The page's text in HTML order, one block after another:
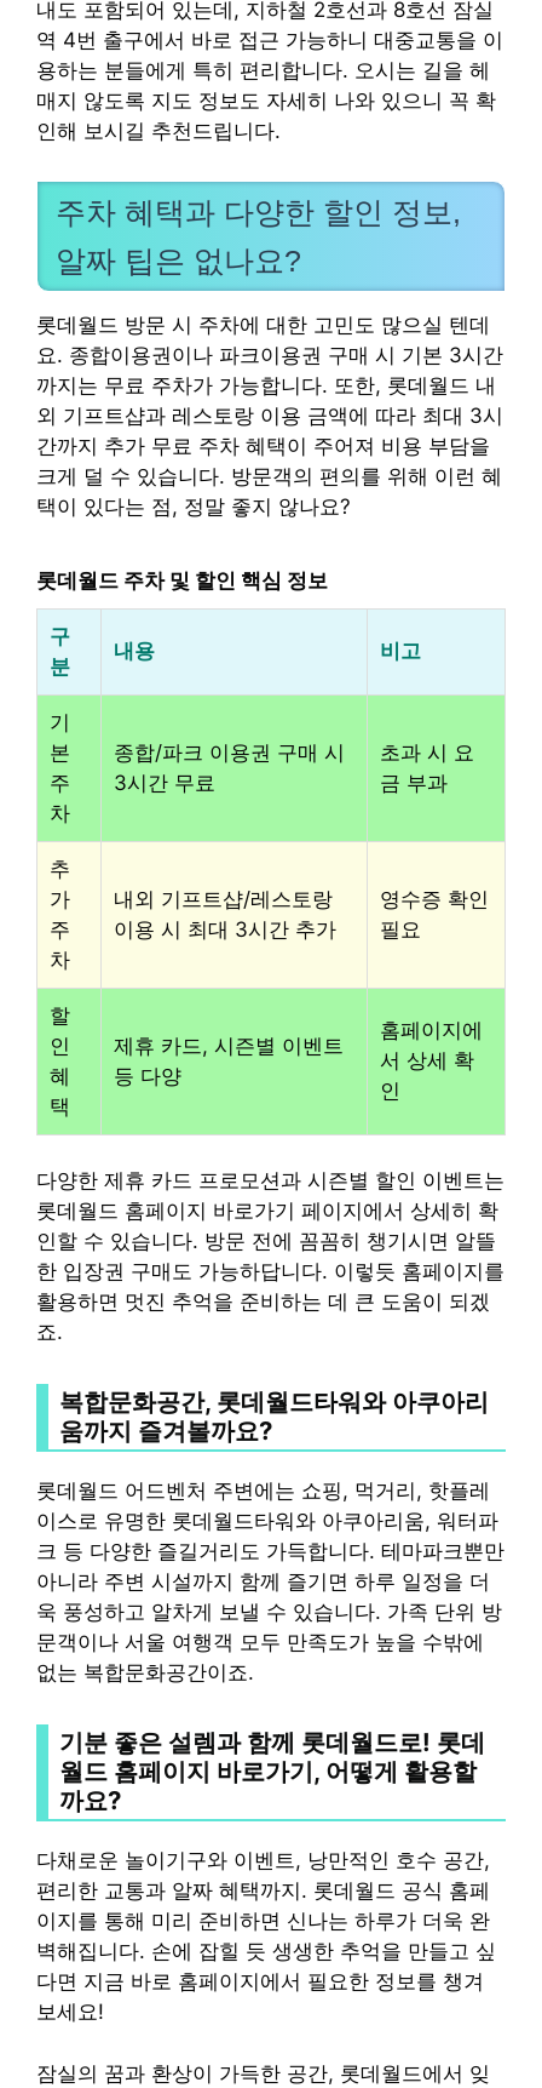
내도 포함되어 있는데, 지하철 2호선과 8호선 잠실
역 4번 출구에서 바로 접근 가능하니 대중교통을 이
용하는 분들에게 특히 편리합니다. 오시는 길을 헤
매지 않도록 지도 정보도 자세히 나와 있으니 꼭 확
인해 보시길 추천드립니다.
주차 혜택과 다양한 할인 정보,
알짜 팁은 없나요?
롯데월드 방문 시 주차에 대한 고민도 많으실 텐데
요. 종합이용권이나 파크이용권 구매 시 기본 3시간
까지는 무료 주차가 가능합니다. 또한, 롯데월드 내
외 기프트샵과 레스토랑 이용 금액에 따라 최대 3시
간까지 추가 무료 주차 혜택이 주어져 비용 부담을
크게 덜 수 있습니다. 방문객의 편의를 위해 이런 혜
택이 있다는 점, 정말 좋지 않나요?
롯데월드 주차 및 할인 핵심 정보
구
분
내용 비고
기
본
주
차
종합/파크 이용권 구매 시
3시간 무료
초과 시 요
금 부과
추
가
주
차
내외 기프트샵/레스토랑
이용 시 최대 3시간 추가
영수증 확인
필요
할
인
혜
택
제휴 카드, 시즌별 이벤트
등 다양
홈페이지에
서 상세 확
인
다양한 제휴 카드 프로모션과 시즌별 할인 이벤트는
롯데월드 홈페이지 바로가기 페이지에서 상세히 확
인할 수 있습니다. 방문 전에 꼼꼼히 챙기시면 알뜰
한 입장권 구매도 가능하답니다. 이렇듯 홈페이지를
활용하면 멋진 추억을 준비하는 데 큰 도움이 되겠
죠.
복합문화공간, 롯데월드타워와 아쿠아리
움까지 즐겨볼까요?
롯데월드 어드벤처 주변에는 쇼핑, 먹거리, 핫플레
이스로 유명한 롯데월드타워와 아쿠아리움, 워터파
크 등 다양한 즐길거리도 가득합니다. 테마파크뿐만
아니라 주변 시설까지 함께 즐기면 하루 일정을 더
욱 풍성하고 알차게 보낼 수 있습니다. 가족 단위 방
문객이나 서울 여행객 모두 만족도가 높을 수밖에
없는 복합문화공간이죠.
기분 좋은 설렘과 함께 롯데월드로! 롯데
월드 홈페이지 바로가기, 어떻게 활용할
까요?
다채로운 놀이기구와 이벤트, 낭만적인 호수 공간,
편리한 교통과 알짜 혜택까지. 롯데월드 공식 홈페
이지를 통해 미리 준비하면 신나는 하루가 더욱 완
벽해집니다. 손에 잡힐 듯 생생한 추억을 만들고 싶
다면 지금 바로 홈페이지에서 필요한 정보를 챙겨
보세요!
잠실의 꿈과 환상이 가득한 공간, 롯데월드에서 잊